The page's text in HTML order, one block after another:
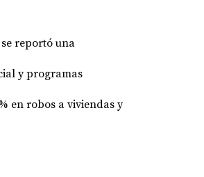
reportó una
y programas
en robos a viviendas y